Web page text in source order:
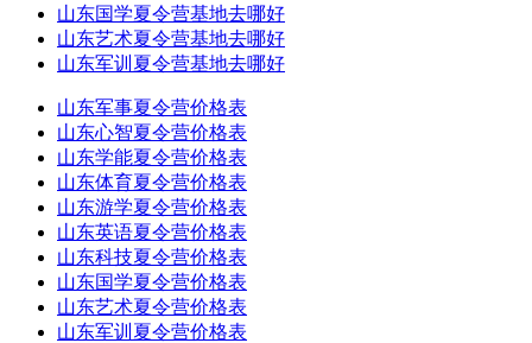
山东国学夏令营基地去哪好
山东艺术夏令营基地去哪好
山东军训夏令营基地去哪好
山东军事夏令营价格表
山东心智夏令营价格表
山东学能夏令营价格表
山东体育夏令营价格表
山东游学夏令营价格表
山东英语夏令营价格表
山东科技夏令营价格表
山东国学夏令营价格表
山东艺术夏令营价格表
山东军训夏令营价格表